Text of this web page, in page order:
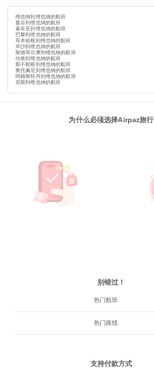
维也纳到维也纳的航班
曼谷到维也纳的航班
索非亚到维也纳的航班
巴黎到维也纳的航班
哥本哈根到维也纳的航班
华沙到维也纳的航班
斯德哥尔摩到维也纳的航班
伦敦到维也纳的航班
那不勒斯到维也纳的航班
奥托佩尼到维也纳的航班
阿姆斯特丹到维也纳的航班
尼斯到维也纳的航班
为什么必须选择Airpaz旅行
别错过！
热门航班
热门路线
支持付款方式